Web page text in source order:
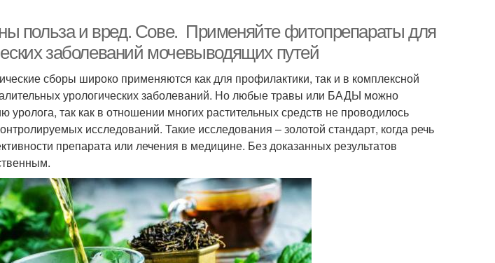
польза и вред. Сове. Применяйте фитопрепараты для
заболеваний мочевыводящих путей
сборы широко применяются как для профилактики, так и в комплексной
урологических заболеваний. Но любые травы или БАДЫ можно
уролога, так как в отношении многих растительных средств не проводилось
исследований. Такие исследования – золотой стандарт, когда речь
препарата или лечения в медицине. Без доказанных результатов